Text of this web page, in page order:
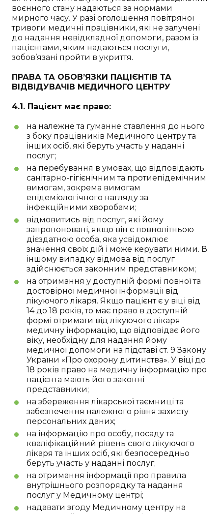
воєнного стану надаються за нормами
мирного часу. У разі оголошення повітряної
тривоги медичні працівники, які не залучені
до надання невідкладної допомоги, разом із
пацієнтами, яким надаються послуги,
зобов’язані пройти в укриття.
ПРАВА ТА ОБОВ’ЯЗКИ ПАЦІЄНТІВ ТА
ВІДВІДУВАЧІВ МЕДИЧНОГО ЦЕНТРУ
4.1. Пацієнт має право:
на належне та гуманне ставлення до нього
з боку працівників Медичного центру та
інших осіб, які беруть участь у наданні
послуг;
на перебування в умовах, що відповідають
санітарно-гігієнічним та протиепідемічним
вимогам, зокрема вимогам
епідеміологічного нагляду за
інфекційними хворобами;
відмовитись від послуг, які йому
запропоновані, якщо він є повнолітньою
дієздатною особа, яка усвідомлює
значення своїх дій і може керувати ними. В
іншому випадку відмова від послуг
здійснюється законним представником;
на отримання у доступній формі повної та
достовірної медичної інформації від
лікуючого лікаря. Якщо пацієнт є у віці від
14 до 18 років, то має право в доступній
формі отримати від лікуючого лікаря
медичну інформацію, що відповідає його
віку, необхідну для надання йому
медичної допомоги на підставі ст. 9 Закону
України «Про охорону дитинства». У віці до
18 років право на медичну інформацію про
пацієнта мають його законні
представники;
на збереження лікарської таємниці та
забезпечення належного рівня захисту
персональних даних;
на інформацію про особу, посаду та
кваліфікаційний рівень свого лікуючого
лікаря та інших осіб, які безпосередньо
беруть участь у наданні послуг;
на отримання інформації про правила
внутрішнього розпорядку та надання
послуг у Медичному центрі;
надавати згоду Медичному центру на